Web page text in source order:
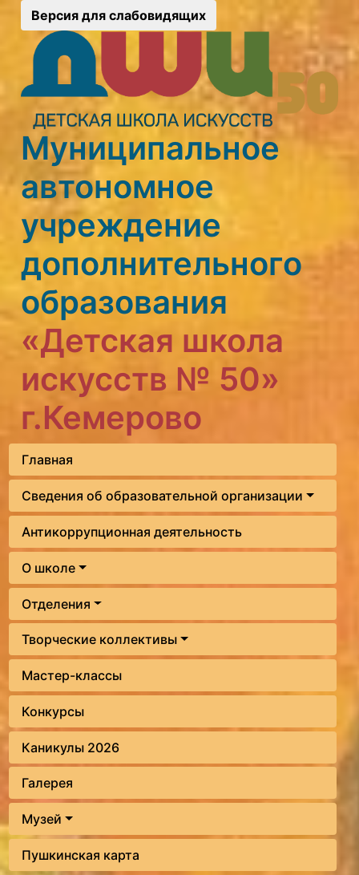
Версия для слабовидящих
Муниципальное
автономное
учреждение
дополнительного
образования
«Детская школа
искусств № 50»
г.Кемерово
Главная
Сведения об образовательной организации
Антикоррупционная деятельность
О школе
Отделения
Творческие коллективы
Мастер-классы
Конкурсы
Каникулы 2026
Галерея
Музей
Пушкинская карта